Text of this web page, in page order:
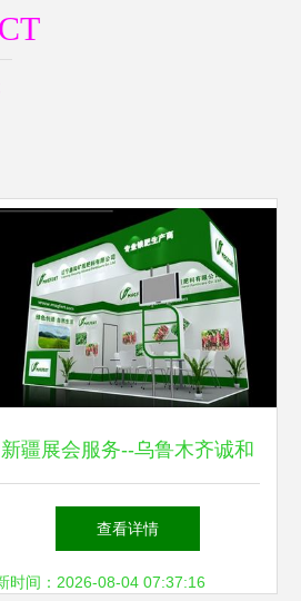
新疆展会服务--乌鲁木齐诚和
缘会展服务-首商网
查看详情
时间：2026-08-04 07:37:16